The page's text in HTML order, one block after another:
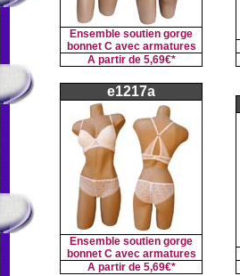
Ensemble soutien gorge
bonnet C avec armatures
A partir de 5,69€*
e1217a
Ensemble soutien gorge
bonnet C avec armatures
A partir de 5,69€*